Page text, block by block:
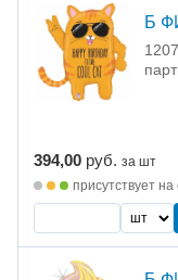
Б
394,00 руб. за шт
присутствует на